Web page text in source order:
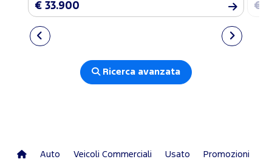
€ 33.900 €
Ricerca avanzata
Auto Veicoli Commerciali Usato Promozioni